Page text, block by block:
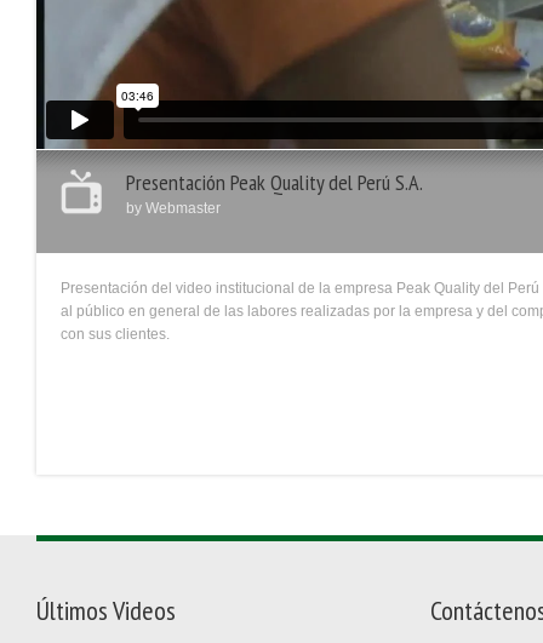
Presentación Peak Quality del Perú S.A.
by Webmaster
Presentación del video institucional de la empresa Peak Quality del
al público en general de las labores realizadas por la empresa y del
con sus clientes.
Últimos Videos